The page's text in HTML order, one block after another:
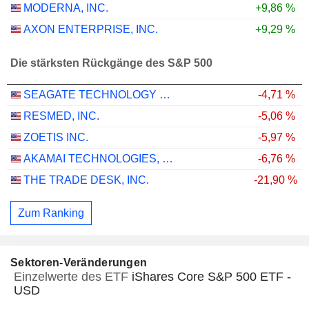
MODERNA, INC.
+9,86 %
AXON ENTERPRISE, INC.
+9,29 %
Die stärksten Rückgänge des S&P 500
SEAGATE TECHNOLOGY HOLDINGS PLC
-4,71 %
RESMED, INC.
-5,06 %
ZOETIS INC.
-5,97 %
AKAMAI TECHNOLOGIES, INC.
-6,76 %
THE TRADE DESK, INC.
-21,90 %
Zum Ranking
Sektoren-Veränderungen
Einzelwerte des ETF iShares Core S&P 500 ETF -
USD